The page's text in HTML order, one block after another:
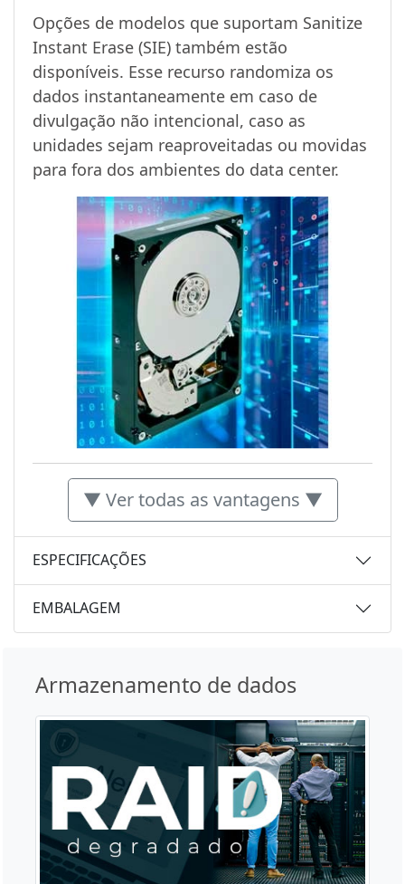
Opções de modelos que suportam Sanitize
Instant Erase (SIE) também estão
disponíveis. Esse recurso randomiza os
dados instantaneamente em caso de
divulgação não intencional, caso as
unidades sejam reaproveitadas ou movidas
para fora dos ambientes do data center.
▼ Ver todas as vantagens ▼
ESPECIFICAÇÕES
EMBALAGEM
Armazenamento de dados